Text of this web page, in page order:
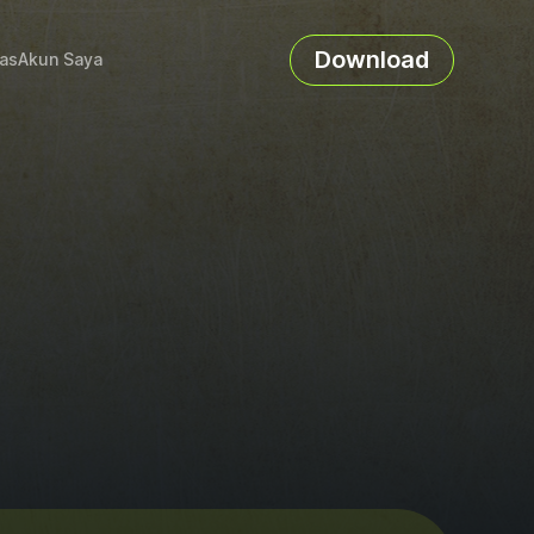
Akun Saya Download